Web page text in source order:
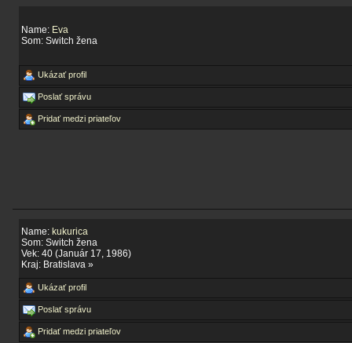
Name: Eva
Som: Switch žena
Ukázať profil
Poslať správu
Pridať medzi priateľov
Name: kukurica
Som: Switch žena
Vek: 40 (Január 17, 1986)
Kraj: Bratislava »
Ukázať profil
Poslať správu
Pridať medzi priateľov